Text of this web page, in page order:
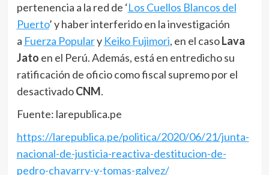
pertenencia a la red de ‘Los Cuellos Blancos del
Puerto’ y haber interferido en la investigación
a Fuerza Populary Keiko Fujimori, en el casoLava
Jato en el Perú. Además, está en entredicho su
ratificación de oficio como fiscal supremo por el
desactivadoCNM.
Fuente: larepublica.pe
https://larepublica.pe/politica/2020/06/21/junta-
nacional-de-justicia-reactiva-destitucion-de-
pedro-chavarry-y-tomas-galvez/